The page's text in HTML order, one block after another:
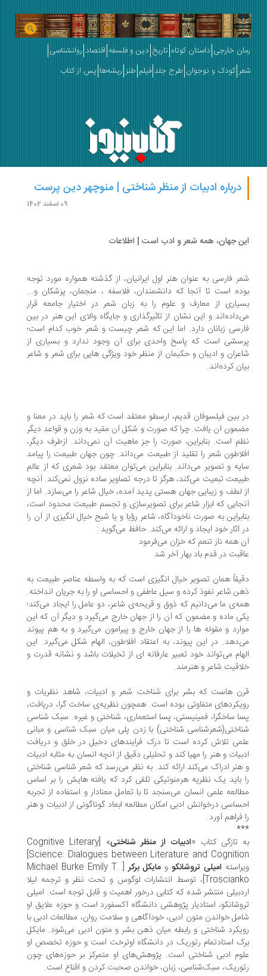
رمان خارجی داستان کوتاه تاریخ دین و فلسفه اقتصاد روانشناسی
شعر کودک و نوجوان طرح جلد فیلم طنز ریشه‌ها پس از کتاب
درباره ادبیات از منظر شناختی | منوچهر دین پرست
09 اسفند 1402
این جهان، همه شعر و ادب است | اطلاعات
شعر فارسی به عنوان هنر اول ایرانیان، از گذشته همواره مورد توجه
بوده است تا آنجا که دانشمندان، فلاسفه ، منجمان، پزشکان و...
بسیاری از معارف و علوم را به زبان شعر در اختیار جامعه قرار
می‌داده‌اند و این نشان از تاثیرگذاری و جایگاه والای این هنر در بین
فارسی زبانان دارد. اما این که شعر چیست و شعر خوب کدام است؛
پرسشی است که پاسخ واحدی برای آن وجود ندارد و بسیاری از
شاعران و ادیبان و حکیمان از منظر خود ویژگی هایی برای شعر و شاعر
بیان کرده‌اند.
در بین فیلسوفان قدیم، ارسطو معتقد است که شعر را باید در معنا و
مضمون آن یافت. چرا که صورت و شکل آن مقید به وزن و قواعد دیگر
نظم است. بنابراین، صورت را جز ماهیت آن نمی‌داند. ازطرف دیگر،
افلاطون شعر را تقلید از طبیعت می‌داند. چون جهان طبیعت را پیامد
سایه و تصویر می‌داند. بنابراین می‌توان معتقد بود شعری که از عالم
طبیعت تبعیت می‌کند، هرگز تا درجه تصاویر ساده نزول نمی‌کند. آنچه
از لطف و زیبایی جهان هستی پدید آمده، خیال شاعر را می‌سازد. اما از
آنجایی که ابزار شاعر برای تصویرسازی و تجسم طبیعت محدود است،
بنابراین به صورت ناخودآگاه، شاعر رؤیا و یا شبح خیال انگیزی از آن را
در آثار خود ایجاد و ارائه می‌کند. حافظ می‌گوید :
آن همه ناز تنعم که خزان می‌فرمود
عاقبت در قدم باد بهار آخر شد
دقیقاً همان تصویر خیال انگیزی است که به واسطه عناصر طبیعت به
ذهن شاعر نفوذ کرده و سیل عاطفی و احساسی او را به جریان انداخته.
همه‌ی ما می‌دانیم که ذوق و قریحه‌ی شاعر، دو عامل را ایجاد می‌کند؛
یکی ماده و مضمون که آن را از جهان خارج می‌گیرد و دیگر آن که این
موارد و مقوله ها را از جهان خارج و پیرامون می‌گیرد و به هم پیوند
می‌دهد. در این پیوند، به اعتقاد افلاطون، الهام شکل می‌گیرد. این
الهام می‌تواند خود تعبیر عارفانه ای از تخیلات باشد و نشانه قدرت و
خلاقیت شاعر و هنرمند.
قرن هاست که بشر برای شناخت شعر و ادبیات، شاهد نظریات و
رویکردهای متفاوتی بوده است. همچون نظریه‌ی ساخت گرا، دریافت،
پسا ساخگرا، فمینیستی، پسا استعماری، شناختی و غیره. سبک شناسی
شناختی(شعرشناسی شناختی) با زدن پلی میان سبک شناسی و مبانی
علمی تلاش کرده است تا درک فرایندهای دخیل در خلق و دریافت
ادبیات و هنر را مهیا کند و تحلیلی دقیق از آنچه انسان به مثابه ادبیات
و هنر ادراک می‌کند ارائه کند. به نظر می‌رسد که شعر شناسی شناختی
را باید یک نظریه هرمنوتیکی تلقی کرد که یافته هایش را بر اساس
مطالعه علمی انسان می‌سنجد تا با تعامل معنادار و استفاده از تجربه
احساسی درخوانش ادبی امکان مطالعه ابعاد گوناگونی از ادبیات و هنر
را فراهم آورد.
***
به تازگی کتاب «ادبیات از منظر شناختی
» [Cognitive Literary
Science: Dialogues between Literature and Cognition]
ویراسته امیلی تروشانکوو مایکل برکر
[ Michael Burke Emily T.
Troscianko]، توسط انتشارات لوگوس و تحت نظر و ترجمه لیلا
اردبیلی منتشر شده که کتابی درخور اهمیت و قابل توجه است. امیلی
تروشانکو، استادیار پژوهشی دانشگاه آکسفورد است و حوزه علایق او
شامل خواندن متون ادبی، خودآگاهی و سلامت روان، مطالعات ادبی با
رویکرد شناختی و رابطه میان ذهن بشر و متون ادبی می‌شود. مایکل
برک استادتمام رتوریک در دانشگاه اوترخت است و حوزه تخصص او
علوم ادبی شناختی است. پژوهش‌های او متمرکز بر حوزه‌های چون
رتوریک، سبک‌شناسی، زبان، خواندن صحبت کردن و اقناع است.